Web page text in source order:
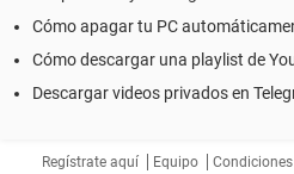
Cómo apagar tu PC
Cómo descargar una playlist de
Descargar videos privados en
Regístrate aquí Equipo